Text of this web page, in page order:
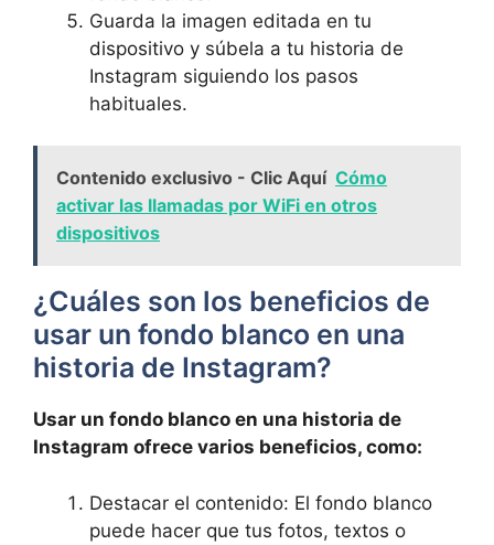
Guarda la imagen editada en tu
⁢dispositivo y súbela a tu historia de
Instagram siguiendo ⁤los pasos
habituales.
Contenido exclusivo - Clic Aquí Cómo
activar las llamadas por WiFi en otros
dispositivos
¿Cuáles son los beneficios ⁢de
usar un fondo blanco en ⁤una
⁤historia ‌de Instagram?
Usar un fondo⁢ blanco en ​una historia de
Instagram ofrece varios beneficios, como:
Destacar el ‍contenido:‌ El ‌fondo​ blanco
puede hacer que⁤ tus fotos,‌ textos o